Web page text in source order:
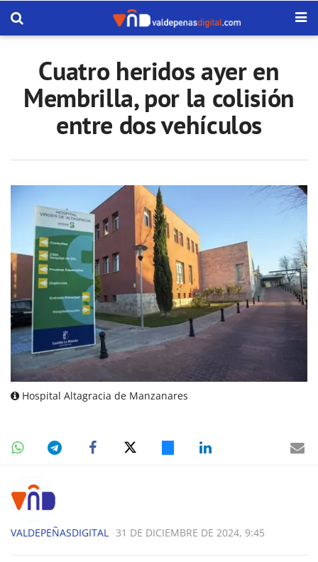
Cuatro heridos ayer en
Membrilla, por la colisión
entre dos vehículos
Hospital Altagracia de Manzanares
VALDEPEÑASDIGITAL 31 DE DICIEMBRE DE 2024, 9:45